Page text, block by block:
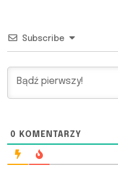
Subscribe
0 KOMENTARZY